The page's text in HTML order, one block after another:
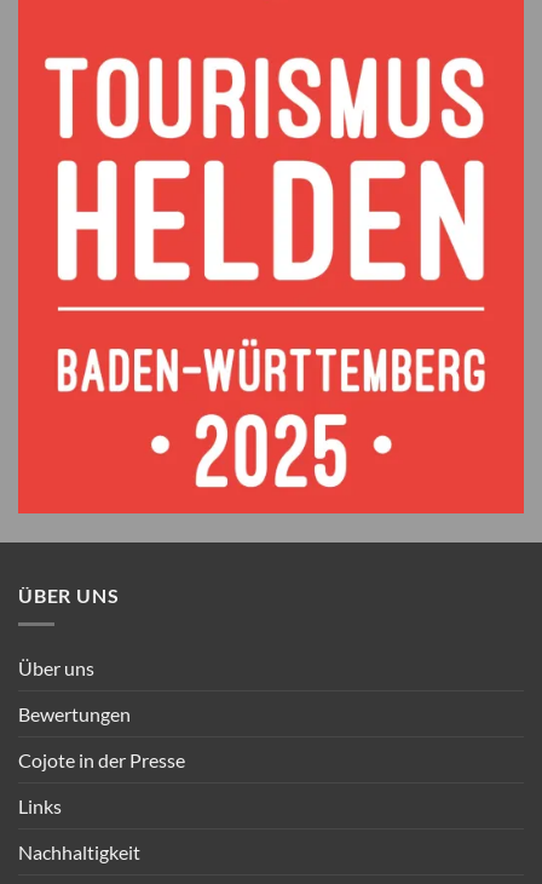
ÜBER UNS
Über uns
Bewertungen
Cojote in der Presse
Links
Nachhaltigkeit